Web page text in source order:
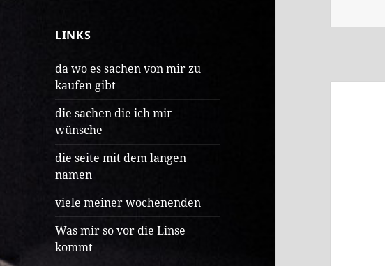
LINKS
da wo es sachen von mir zu
kaufen gibt
die sachen die ich mir
wünsche
die seite mit dem langen
namen
viele meiner wochenenden
Was mir so vor die Linse
kommt